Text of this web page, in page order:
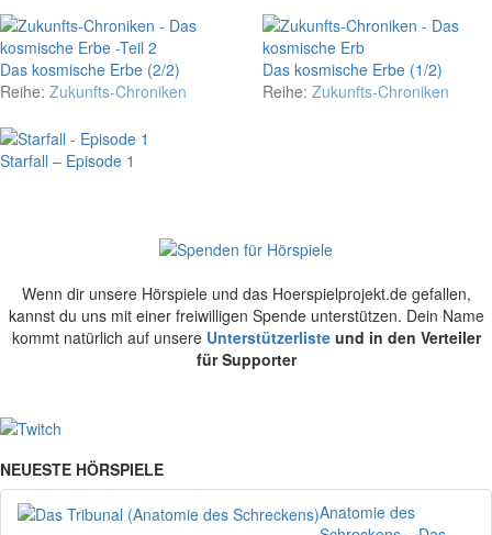
Das kosmische Erbe (2/2)
Reihe: Zukunfts-Chroniken
Das kosmische Erbe (1/2)
Reihe: Zukunfts-Chroniken
Starfall – Episode 1
Wenn dir unsere Hörspiele und das Hoerspielprojekt.de gefallen,
kannst du uns mit einer freiwilligen Spende unterstützen. Dein Name
kommt natürlich auf unsere Unterstützerlisteund in den Verteiler
für Supporter
NEUESTE HÖRSPIELE
Anatomie des